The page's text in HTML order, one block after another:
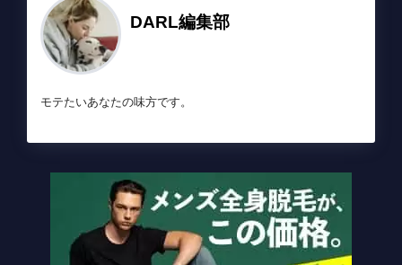
DARL編集部
モテたいあなたの味方です。